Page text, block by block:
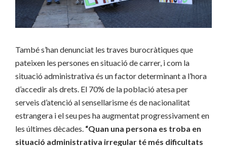
També s’han denunciat les traves burocràtiques que
pateixen les persones en situació de carrer, i com la
situació administrativa és un factor determinant a l’hora
d’accedir als drets. El 70% de la població atesa per
serveis d’atenció al sensellarisme és de nacionalitat
estrangera i el seu pes ha augmentat progressivament en
les últimes dècades. “Quan una persona es troba en
situació administrativa irregular té més dificultats